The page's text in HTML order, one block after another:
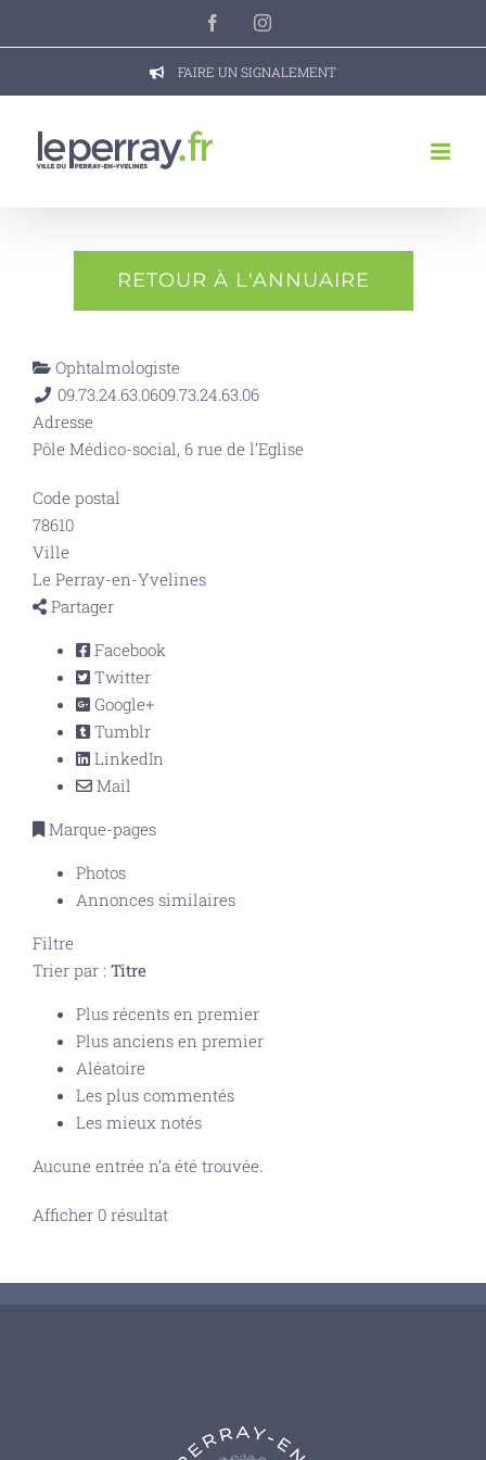
FacebookInstagram
FAIRE UN SIGNALEMENT
RETOUR À L'ANNUAIRE
Ophtalmologiste
09.73.24.63.0609.73.24.63.06
Adresse
Pôle Médico-social, 6 rue de l’Eglise
Code postal
78610
Ville
Le Perray-en-Yvelines
Partager
Facebook
Twitter
Google+
Tumblr
LinkedIn
Mail
Marque-pages
Photos
Annonces similaires
Filtre
Trier par : Titre
Plus récents en premier
Plus anciens en premier
Aléatoire
Les plus commentés
Les mieux notés
Aucune entrée n’a été trouvée.
Afficher 0 résultat